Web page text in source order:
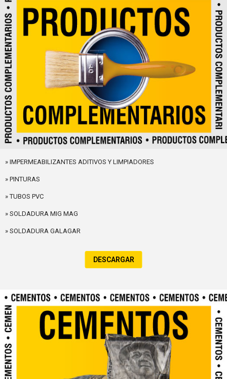
» IMPERMEABILIZANTES ADITIVOS Y LIMPIADORES
» PINTURAS
» TUBOS PVC
» SOLDADURA MIG MAG
» SOLDADURA GALAGAR
DESCARGAR